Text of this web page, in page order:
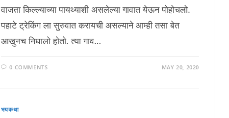
वाजता किल्ल्याच्या पायथ्याशी असलेल्या गावात येऊन पोहोचलो.
पहाटे ट्रेकिंग ला सुरुवात करायची असल्याने आम्ही तसा बेत
आखुनच निघालो होतो. त्या गाव…
0 COMMENTS MAY 20, 2020
भयकथा